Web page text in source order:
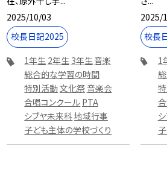
2025/10/03
校長日記2025
1年生 2年生 3年生音楽
総合的な学習の時間
特別活動文化祭音楽会
合唱コンクール PTA
シブヤ未来科地域行事
子ども主体の学校づくり
2025/
校長
1